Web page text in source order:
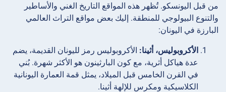
من قبل اليونسكو. تُظهر هذه المواقع التاريخ الغني والأساطير
والتنوع البيولوجي للمنطقة. إليك بعض مواقع التراث العالمي
البارزة في اليونان:
الأكروبوليس، أثينا: الأكروبوليس رمز لليونان القديمة، يضم
عدة هياكل أثرية، مع كون البارثينون هو الأكثر شهرة. بُني
في القرن الخامس قبل الميلاد، يمثل قمة العمارة اليونانية
الكلاسيكية ومكرس للإلهة أثينا.